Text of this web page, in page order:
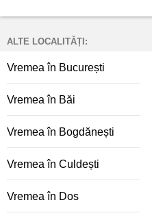
ALTE LOCALITĂȚI:
Vremea în București
Vremea în Băi
Vremea în Bogdănești
Vremea în Culdești
Vremea în Dos